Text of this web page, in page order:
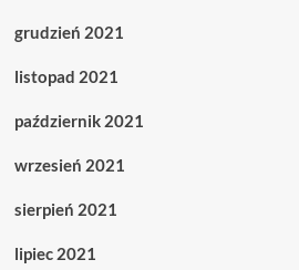
grudzień 2021
listopad 2021
październik 2021
wrzesień 2021
sierpień 2021
lipiec 2021